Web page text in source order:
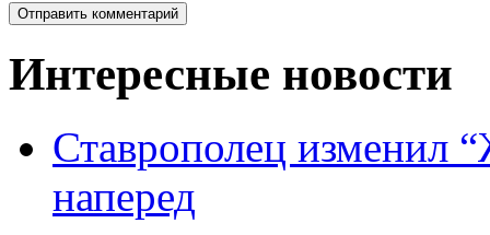
Интересные новости
Ставрополец изменил
наперед